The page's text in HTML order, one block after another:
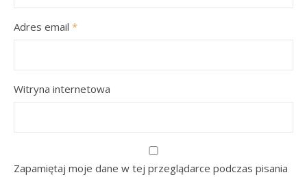
Adres email *
Witryna internetowa
Zapamiętaj moje dane w tej przeglądarce podczas pisania